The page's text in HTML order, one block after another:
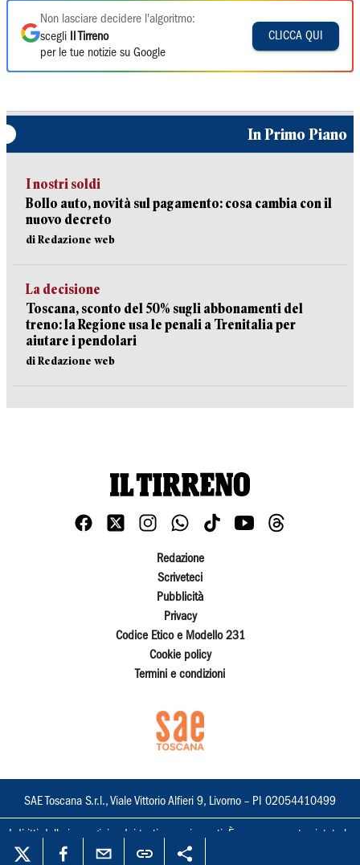
Non lasciare decidere l'algoritmo:
scegli
Il Tirreno
per le tue notizie su Google
CLICCA QUI
In Primo Piano
I nostri soldi
Bollo auto, novità sul pagamento: cosa cambia con il
nuovo decreto
di Redazione web
La decisione
Toscana, sconto del 50% sugli abbonamenti del
treno: la Regione usa le penali a Trenitalia per
aiutare i pendolari
di Redazione web
Redazione
Scriveteci
Pubblicità
Privacy
Codice Etico e Modello 231
Cookie policy
Termini e condizioni
SAE Toscana S.r.l., Viale Vittorio Alfieri 9, Livorno – PI 02054410499
I diritti delle immagini e dei testi sono riservati. È espressamente vietata la
loro riproduzione con qualsiasi mezzo e l'adattamento totale o parziale.